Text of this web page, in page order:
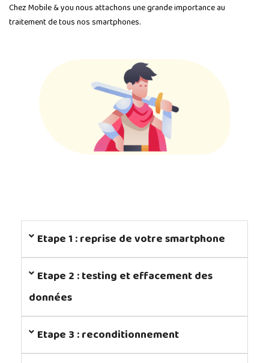
Chez Mobile & you nous attachons une grande importance au
traitement de tous nos smartphones.
Etape 1 : reprise de votre smartphone
Etape 2 : testing et effacement des
données
Etape 3 : reconditionnement